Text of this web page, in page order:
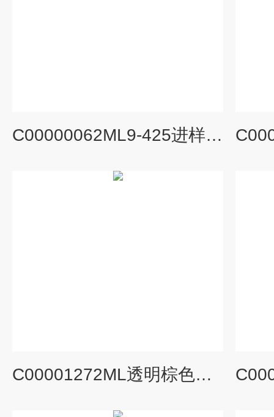
C00000062ML9-425进样瓶螺口透明无色无标签色谱分析
C00001272ML透明棕色焊接连体内插管9-425微量进样瓶